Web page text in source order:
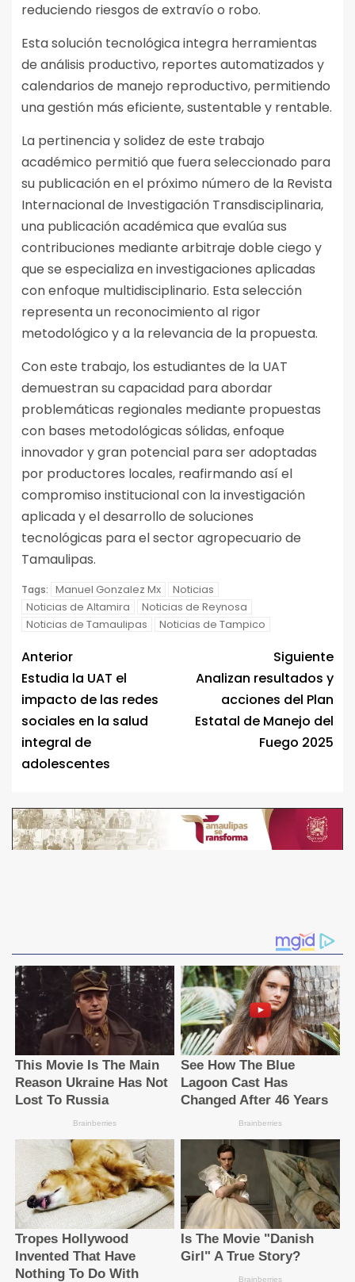
reduciendo riesgos de extravío o robo.
Esta solución tecnológica integra herramientas
de análisis productivo, reportes automatizados y
calendarios de manejo reproductivo, permitiendo
una gestión más eficiente, sustentable y rentable.
La pertinencia y solidez de este trabajo
académico permitió que fuera seleccionado para
su publicación en el próximo número de la Revista
Internacional de Investigación Transdisciplinaria,
una publicación académica que evalúa sus
contribuciones mediante arbitraje doble ciego y
que se especializa en investigaciones aplicadas
con enfoque multidisciplinario. Esta selección
representa un reconocimiento al rigor
metodológico y a la relevancia de la propuesta.
Con este trabajo, los estudiantes de la UAT
demuestran su capacidad para abordar
problemáticas regionales mediante propuestas
con bases metodológicas sólidas, enfoque
innovador y gran potencial para ser adoptadas
por productores locales, reafirmando así el
compromiso institucional con la investigación
aplicada y el desarrollo de soluciones
tecnológicas para el sector agropecuario de
Tamaulipas.
Tags: Manuel Gonzalez Mx
Noticias
Noticias de Altamira
Noticias de Reynosa
Noticias de Tamaulipas
Noticias de Tampico
Anterior
Estudia la UAT el
impacto de las redes
sociales en la salud
integral de
adolescentes
Siguiente
Analizan resultados y
acciones del Plan
Estatal de Manejo del
Fuego 2025